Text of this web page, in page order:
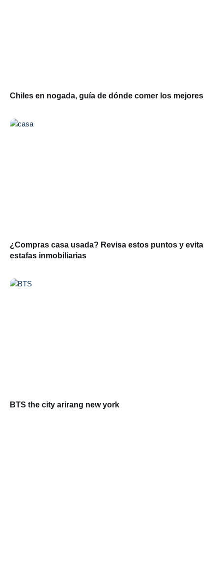
Chiles en nogada, guía de dónde comer los mejores
¿Compras casa usada? Revisa estos puntos y evita
estafas inmobiliarias
BTS the city arirang new york